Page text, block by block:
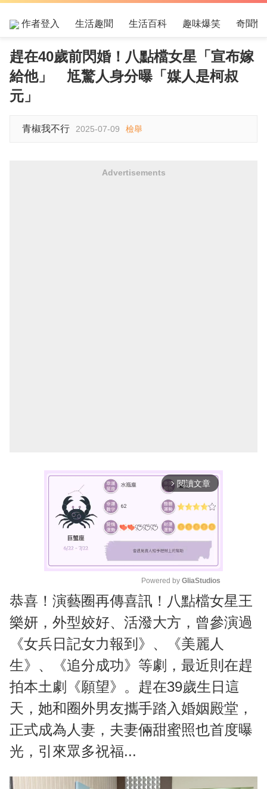
作者登入 生活趣聞 生活百科 趣味爆笑 奇聞怪
趕在40歲前閃婚！八點檔女星「宣布嫁
給他」 尪驚人身分曝「媒人是柯叔
元」
青椒我不行 2025-07-09 檢舉
Advertisements
arrow_forward_ios 閱讀文章
M
e
Powered by GliaStudios
恭喜！演藝圈再傳喜訊！八點檔女星王
樂妍，外型姣好、活潑大方，曾參演過
《女兵日記女力報到》、《美麗人
生》、《追分成功》等劇，最近則在趕
拍本土劇《願望》。趕在39歲生日這
天，她和圈外男友攜手踏入婚姻殿堂，
正式成為人妻，夫妻倆甜蜜照也首度曝
光，引來眾多祝福...